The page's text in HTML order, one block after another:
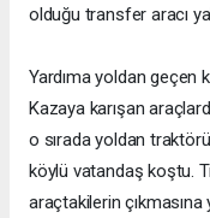
olduğu transfer aracı
Yardıma yoldan geçen
Kazaya karışan
o sırada yoldan
köylü vatandaş koştu.
araçtakilerin çıkmasına